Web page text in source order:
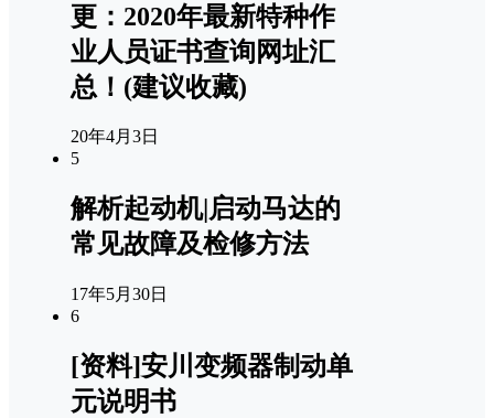
更：2020年最新特种作
业人员证书查询网址汇
总！(建议收藏)
20年4月3日
5
解析起动机|启动马达的
常见故障及检修方法
17年5月30日
6
[资料]安川变频器制动单
元说明书